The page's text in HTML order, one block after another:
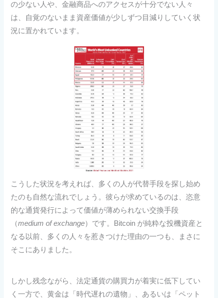
の少ない人や、金融商品へのアクセスが十分でない人々
は、自覚のないまま資産価値が少しずつ目減りしていく状
況に置かれています。
こうした状況を考えれば、多くの人が代替手段を探し始め
たのも自然な流れでしょう。彼らが求めているのは、恣意
的な通貨発行によって価値が薄められない交換手段
（medium of exchange）です。Bitcoin が純粋な投機資産と
なる以前、多くの人々を惹きつけた理由の一つも、まさに
そこにありました。
しかし残念ながら、法定通貨の購買力が着実に低下してい
く一方で、黄金は「時代遅れの遺物」、あるいは「ペット